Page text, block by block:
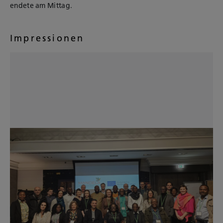
endete am Mittag.
Impressionen